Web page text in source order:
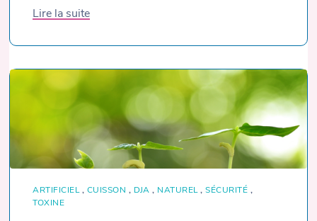
Lire la suite
ARTIFICIEL, CUISSON , DJA , NATUREL,SÉCURITÉ ,
TOXINE